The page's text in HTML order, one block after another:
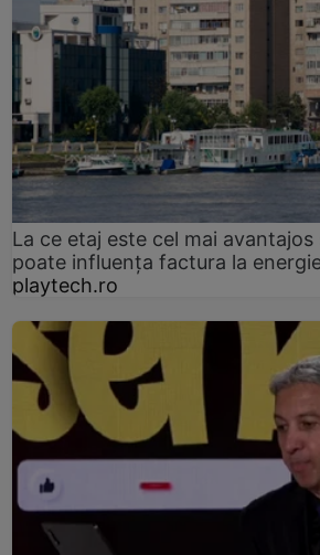
La ce etaj este cel mai
poate influența factura la
playtech.ro